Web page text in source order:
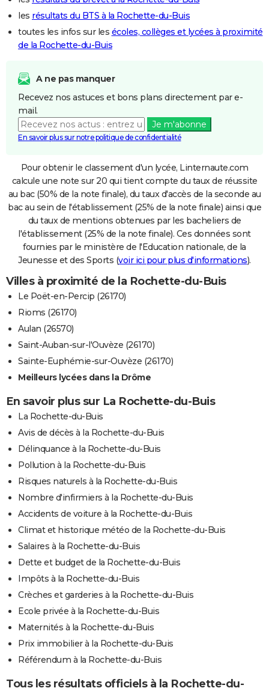
les résultats du BTS à la Rochette-du-Buis
toutes les infos sur les écoles, collèges et lycées à proximité
de la Rochette-du-Buis
A ne pas manquer
Recevez nos astuces et bons plans directement par e-
mail.
Je m'abonne
En savoir plus sur notre politique de confidentialité
Pour obtenir le classement d'un lycée, Linternaute.com
calcule une note sur 20 qui tient compte du taux de réussite
au bac (50% de la note finale), du taux d'accès de la seconde au
bac au sein de l'établissement (25% de la note finale) ainsi que
du taux de mentions obtenues par les bacheliers de
l'établissement (25% de la note finale). Ces données sont
fournies par le ministère de l'Education nationale, de la
Jeunesse et des Sports (voir ici pour plus d'informations).
Villes à proximité de la Rochette-du-Buis
Le Poët-en-Percip (26170)
Rioms (26170)
Aulan (26570)
Saint-Auban-sur-l'Ouvèze (26170)
Sainte-Euphémie-sur-Ouvèze (26170)
Meilleurs lycées dans la Drôme
En savoir plus sur La Rochette-du-Buis
La Rochette-du-Buis
Avis de décès à la Rochette-du-Buis
Délinquance à la Rochette-du-Buis
Pollution à la Rochette-du-Buis
Risques naturels à la Rochette-du-Buis
Nombre d'infirmiers à la Rochette-du-Buis
Accidents de voiture à la Rochette-du-Buis
Climat et historique météo de la Rochette-du-Buis
Salaires à la Rochette-du-Buis
Dette et budget de la Rochette-du-Buis
Impôts à la Rochette-du-Buis
Crèches et garderies à la Rochette-du-Buis
Ecole privée à la Rochette-du-Buis
Maternités à la Rochette-du-Buis
Prix immobilier à la Rochette-du-Buis
Référendum à la Rochette-du-Buis
Tous les résultats officiels à la Rochette-du-